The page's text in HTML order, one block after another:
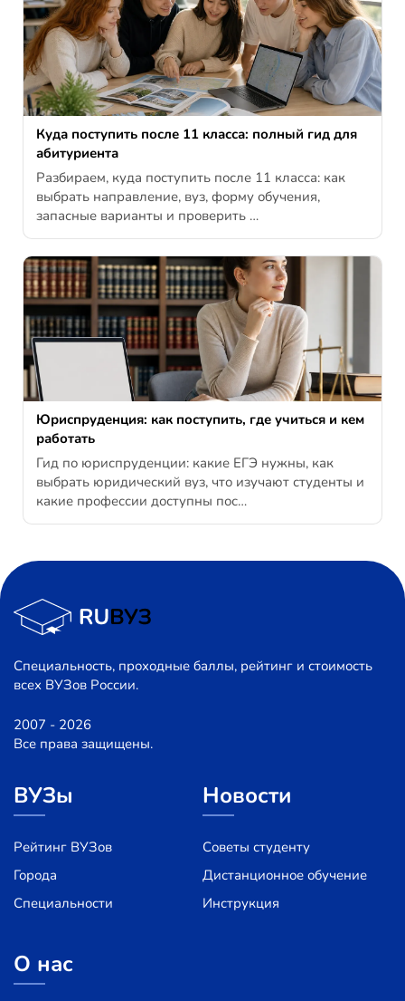
Куда поступить после 11 класса: полный гид для
абитуриента
Разбираем, куда поступить после 11 класса: как
выбрать направление, вуз, форму обучения,
запасные варианты и проверить …
Юриспруденция: как поступить, где учиться и кем
работать
Гид по юриспруденции: какие ЕГЭ нужны, как
выбрать юридический вуз, что изучают студенты и
какие профессии доступны пос…
Специальность, проходные баллы, рейтинг и стоимость
всех ВУЗов России.
2007 - 2026
Все права защищены.
ВУЗы
Рейтинг ВУЗов
Города
Специальности
Новости
Советы студенту
Дистанционное обучение
Инструкция
О нас